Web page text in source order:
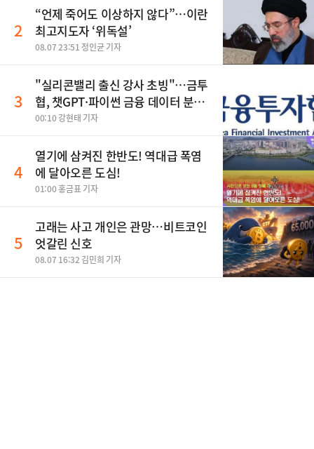
2
“언제 죽어도 이상하지 않다”…이란
최고지도자 ‘위독설’
08.07 23:51 정인균 기자
3
"실리콘밸리 출신 강사 초빙"…금투
협, 챗GPT·파이썬 금융 데이터 분석
과정 개설
00:10 강현태 기자
4
열기에 삼켜진 한반도! 역대급 폭염
에 달아오른 도심!
01:00 홍금표 기자
5
고래는 사고 개인은 관망…비트코인
엇갈린 신호
08.07 16:32 김민희 기자